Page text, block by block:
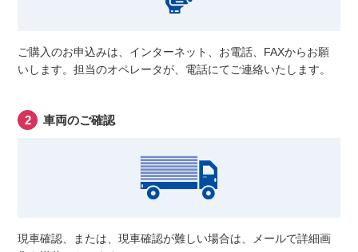
ご購入のお申込みは、インターネット、お電話、FAXからお願
いします。担当のオペレータが、電話にてご連絡いたします。
車両のご確認
現車確認、または、現車確認が難しい場合は、メールで詳細画